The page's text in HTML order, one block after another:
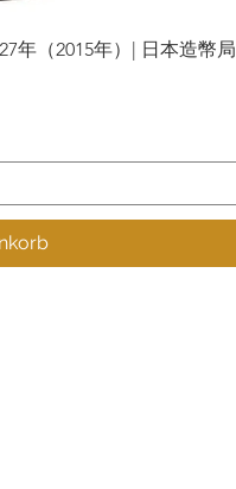
年（2015年）| 日本造幣